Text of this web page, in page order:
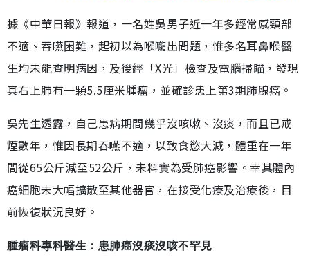
據《中華日報》報道，一名姓吳男子近一年多經常感頸部
不適、吞嚥困難，起初以為喉嚨出問題，惟多名耳鼻喉醫
生均未能查明病因，及後經「X光」檢查及電腦掃瞄，發現
其右上肺有一顆5.5厘米腫瘤，並確診患上第3期肺腺癌。
吳先生透露，自己患病期間幾乎沒咳嗽、沒痰，而且已戒
煙數年，惟因長期吞嚥不適，以致食慾大減，體重在一年
間從65公斤減至52公斤，未料實為受肺癌影響。幸其體內
癌細胞未大幅擴散至其他器官，在接受化療及治療後，目
前恢復狀況良好。
腫瘤科專科醫生：患肺癌沒痰沒咳不罕見